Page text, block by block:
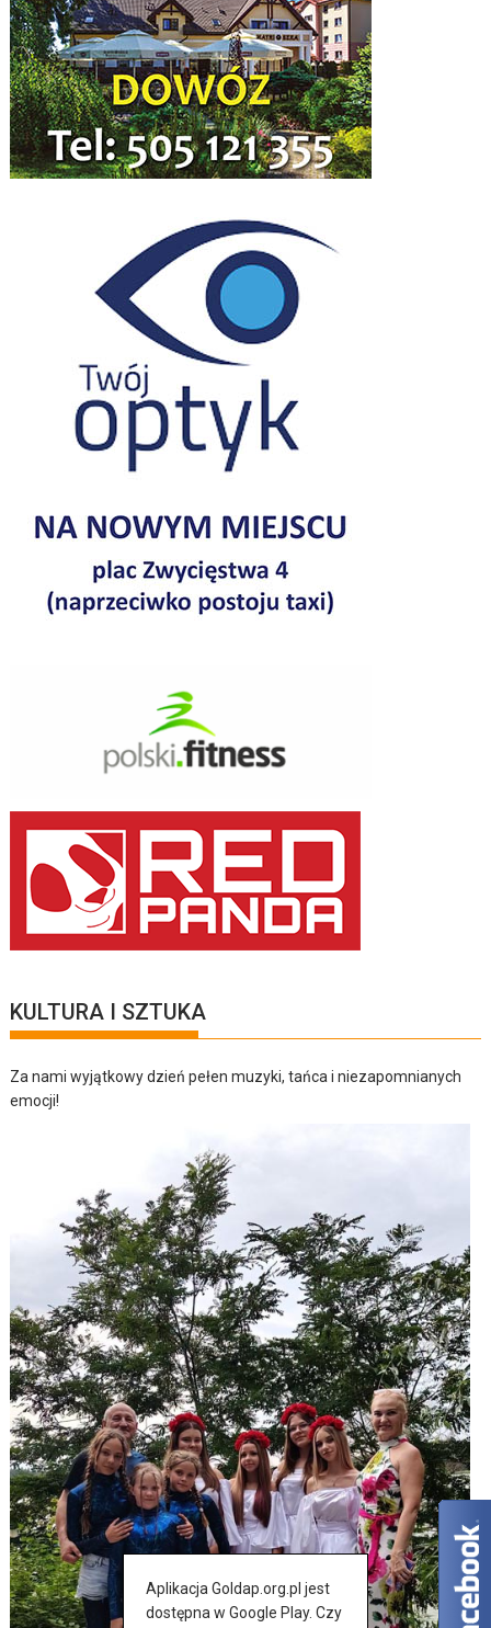
KULTURA I SZTUKA
Za nami wyjątkowy dzień pełen muzyki, tańca i niezapomnianych
emocji!
Aplikacja Goldap.org.pl jest
dostępna w Google Play. Czy